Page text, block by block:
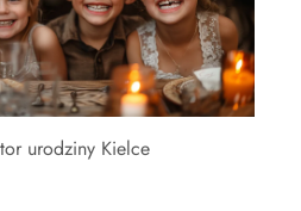
urodziny Kielce